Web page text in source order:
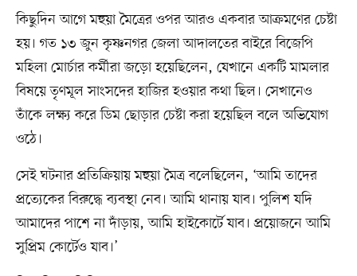
কিছুদিন আগে মহুয়া মৈত্রের ওপর আরও একবার আক্রমণের চেষ্টা
হয়। গত ১৩ জুন কৃষ্ণনগর জেলা আদালতের বাইরে বিজেপি
মহিলা মোর্চার কর্মীরা জড়ো হয়েছিলেন, যেখানে একটি মামলার
বিষয়ে তৃণমূল সাংসদের হাজির হওয়ার কথা ছিল। সেখানেও
তাঁকে লক্ষ্য করে ডিম ছোড়ার চেষ্টা করা হয়েছিল বলে অভিযোগ
ওঠে।
সেই ঘটনার প্রতিক্রিয়ায় মহুয়া মৈত্র বলেছিলেন, ‘আমি তাদের
প্রত্যেকের বিরুদ্ধে ব্যবস্থা নেব। আমি থানায় যাব। পুলিশ যদি
আমাদের পাশে না দাঁড়ায়, আমি হাইকোর্টে যাব। প্রয়োজনে আমি
সুপ্রিম কোর্টেও যাব।’